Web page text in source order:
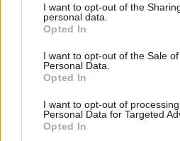
I want to opt-out of the
personal data.
Opted In
I want to opt-out of the Sale
Personal Data.
Opted In
I want to opt-out of
Personal Data for Targeted
Opted In
niveau
Recherche
connu.